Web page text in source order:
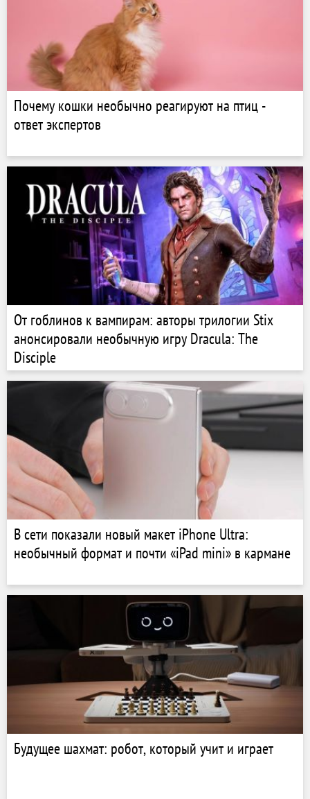
Почему кошки необычно реагируют на птиц -
ответ экспертов
От гоблинов к вампирам: авторы трилогии Stix
анонсировали необычную игру Dracula: The
Disciple
В сети показали новый макет iPhone Ultra:
необычный формат и почти «iPad mini» в кармане
Будущее шахмат: робот, который учит и играет